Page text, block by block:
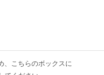
、こちらのボックスに